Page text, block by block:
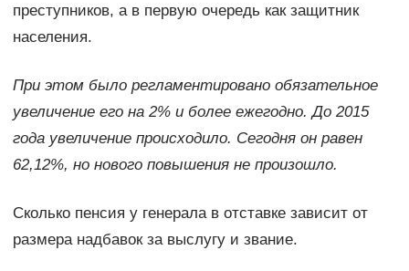
преступников, а в первую очередь как защитник
населения.
При этом было регламентировано обязательное
увеличение его на 2% и более ежегодно. До 2015
года увеличение происходило. Сегодня он равен
62,12%, но нового повышения не произошло.
Сколько пенсия у генерала в отставке зависит от
размера надбавок за выслугу и звание.